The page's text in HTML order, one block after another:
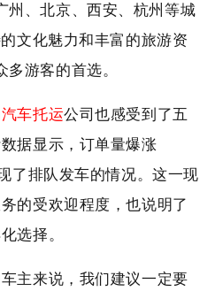
州、北京、西安、杭州等城
文化魅力和丰富的旅游资
多游客的首选。
汽车托运公司也感受到了五
据显示，订单量爆涨
了排队发车的情况。这一现
的受欢迎程度，也说明了
选择。
主来说，我们建议一定要